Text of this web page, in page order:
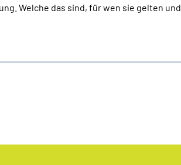
Welche das sind, für wen sie gelten und